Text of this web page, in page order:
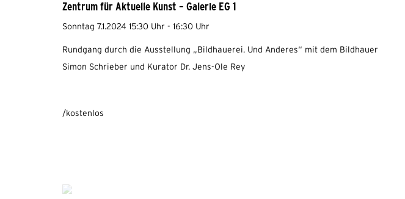
Zentrum für Aktuelle Kunst – Galerie EG 1
Sonntag 7.1.2024 15:30 Uhr - 16:30 Uhr
Rundgang durch die Ausstellung „Bildhauerei. Und Anderes“ mit dem Bildhauer
Simon Schrieber und Kurator Dr. Jens-Ole Rey
/kostenlos